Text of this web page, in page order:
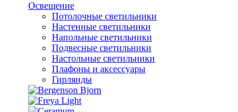
Освещение
Потолочные светильники
Настенные светильники
Напольные светильники
Подвесные светильники
Настольные светильники
Плафоны и аксессуары
Гирлянды